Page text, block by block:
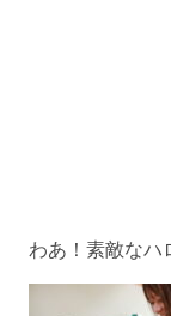
わあ！素敵なハ